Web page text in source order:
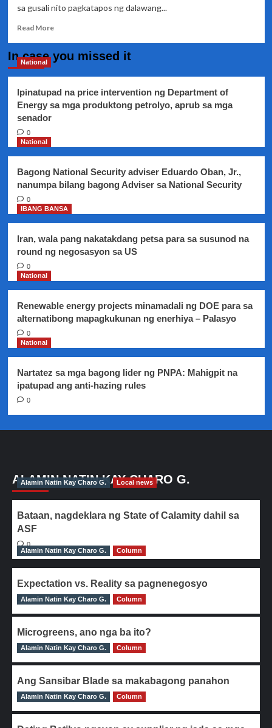
sa gusali nito pagkatapos ng dalawang...
Read MoreRead
Lockdown
hindi
na
In case you missed it
National
Ipinatupad na price intervention ng Department of
Energy sa mga produktong petrolyo, aprub sa mga
senador
0
National
Bagong National Security adviser Eduardo Oban, Jr.,
nanumpa bilang bagong Adviser sa National Security
0
IBANG BANSA
Iran, wala pang nakatakdang petsa para sa susunod na
round ng negosasyon sa US
0
National
Renewable energy projects minamadali ng DOE para sa
alternatibong mapagkukunan ng enerhiya – Palasyo
0
National
Nartatez sa mga bagong lider ng PNPA: Mahigpit na
ipatupad ang anti-hazing rules
0
ALAMIN NATIN KAY CHARO G.
Alamin Natin Kay Charo G. Local news
Bataan, nagdeklara ng State of Calamity dahil sa
ASF
0
Alamin Natin Kay Charo G.
Column
Expectation vs. Reality sa pagnenegosyo
0
Alamin Natin Kay Charo G. Column
Microgreens, ano nga ba ito?
0
Alamin Natin Kay Charo G. Column
Ang Sansibar Blade sa makabagong panahon
0
Alamin Natin Kay Charo G. Column